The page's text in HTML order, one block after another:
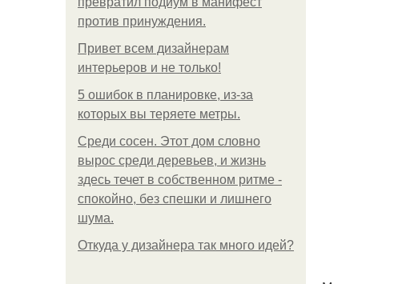
против принуждения.
Привет всем дизайнерам
интерьеров и не только!
5 ошибок в планировке, из-за
которых вы теряете метры.
Среди сосен. Этот дом словно
вырос среди деревьев, и жизнь
здесь течет в собственном ритме -
спокойно, без спешки и лишнего
шума.
Откуда у дизайнера так много идей?